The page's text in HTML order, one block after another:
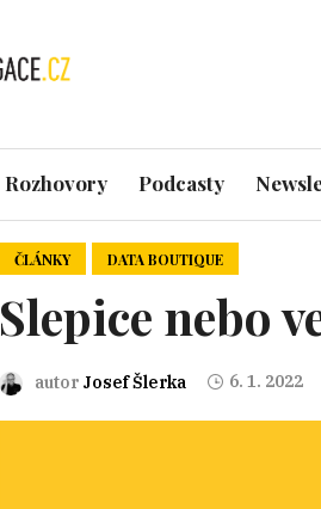
Rozhovory Podcasty
ČLÁNKY DATA BOUTIQUE
Slepice nebo
autor Josef Šlerka 6. 1. 2022